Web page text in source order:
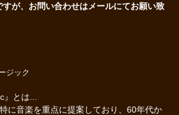
が、お問い合わせはメールにてお願い致
ジック
とは...
に音楽を重点に提案しており、60年代か